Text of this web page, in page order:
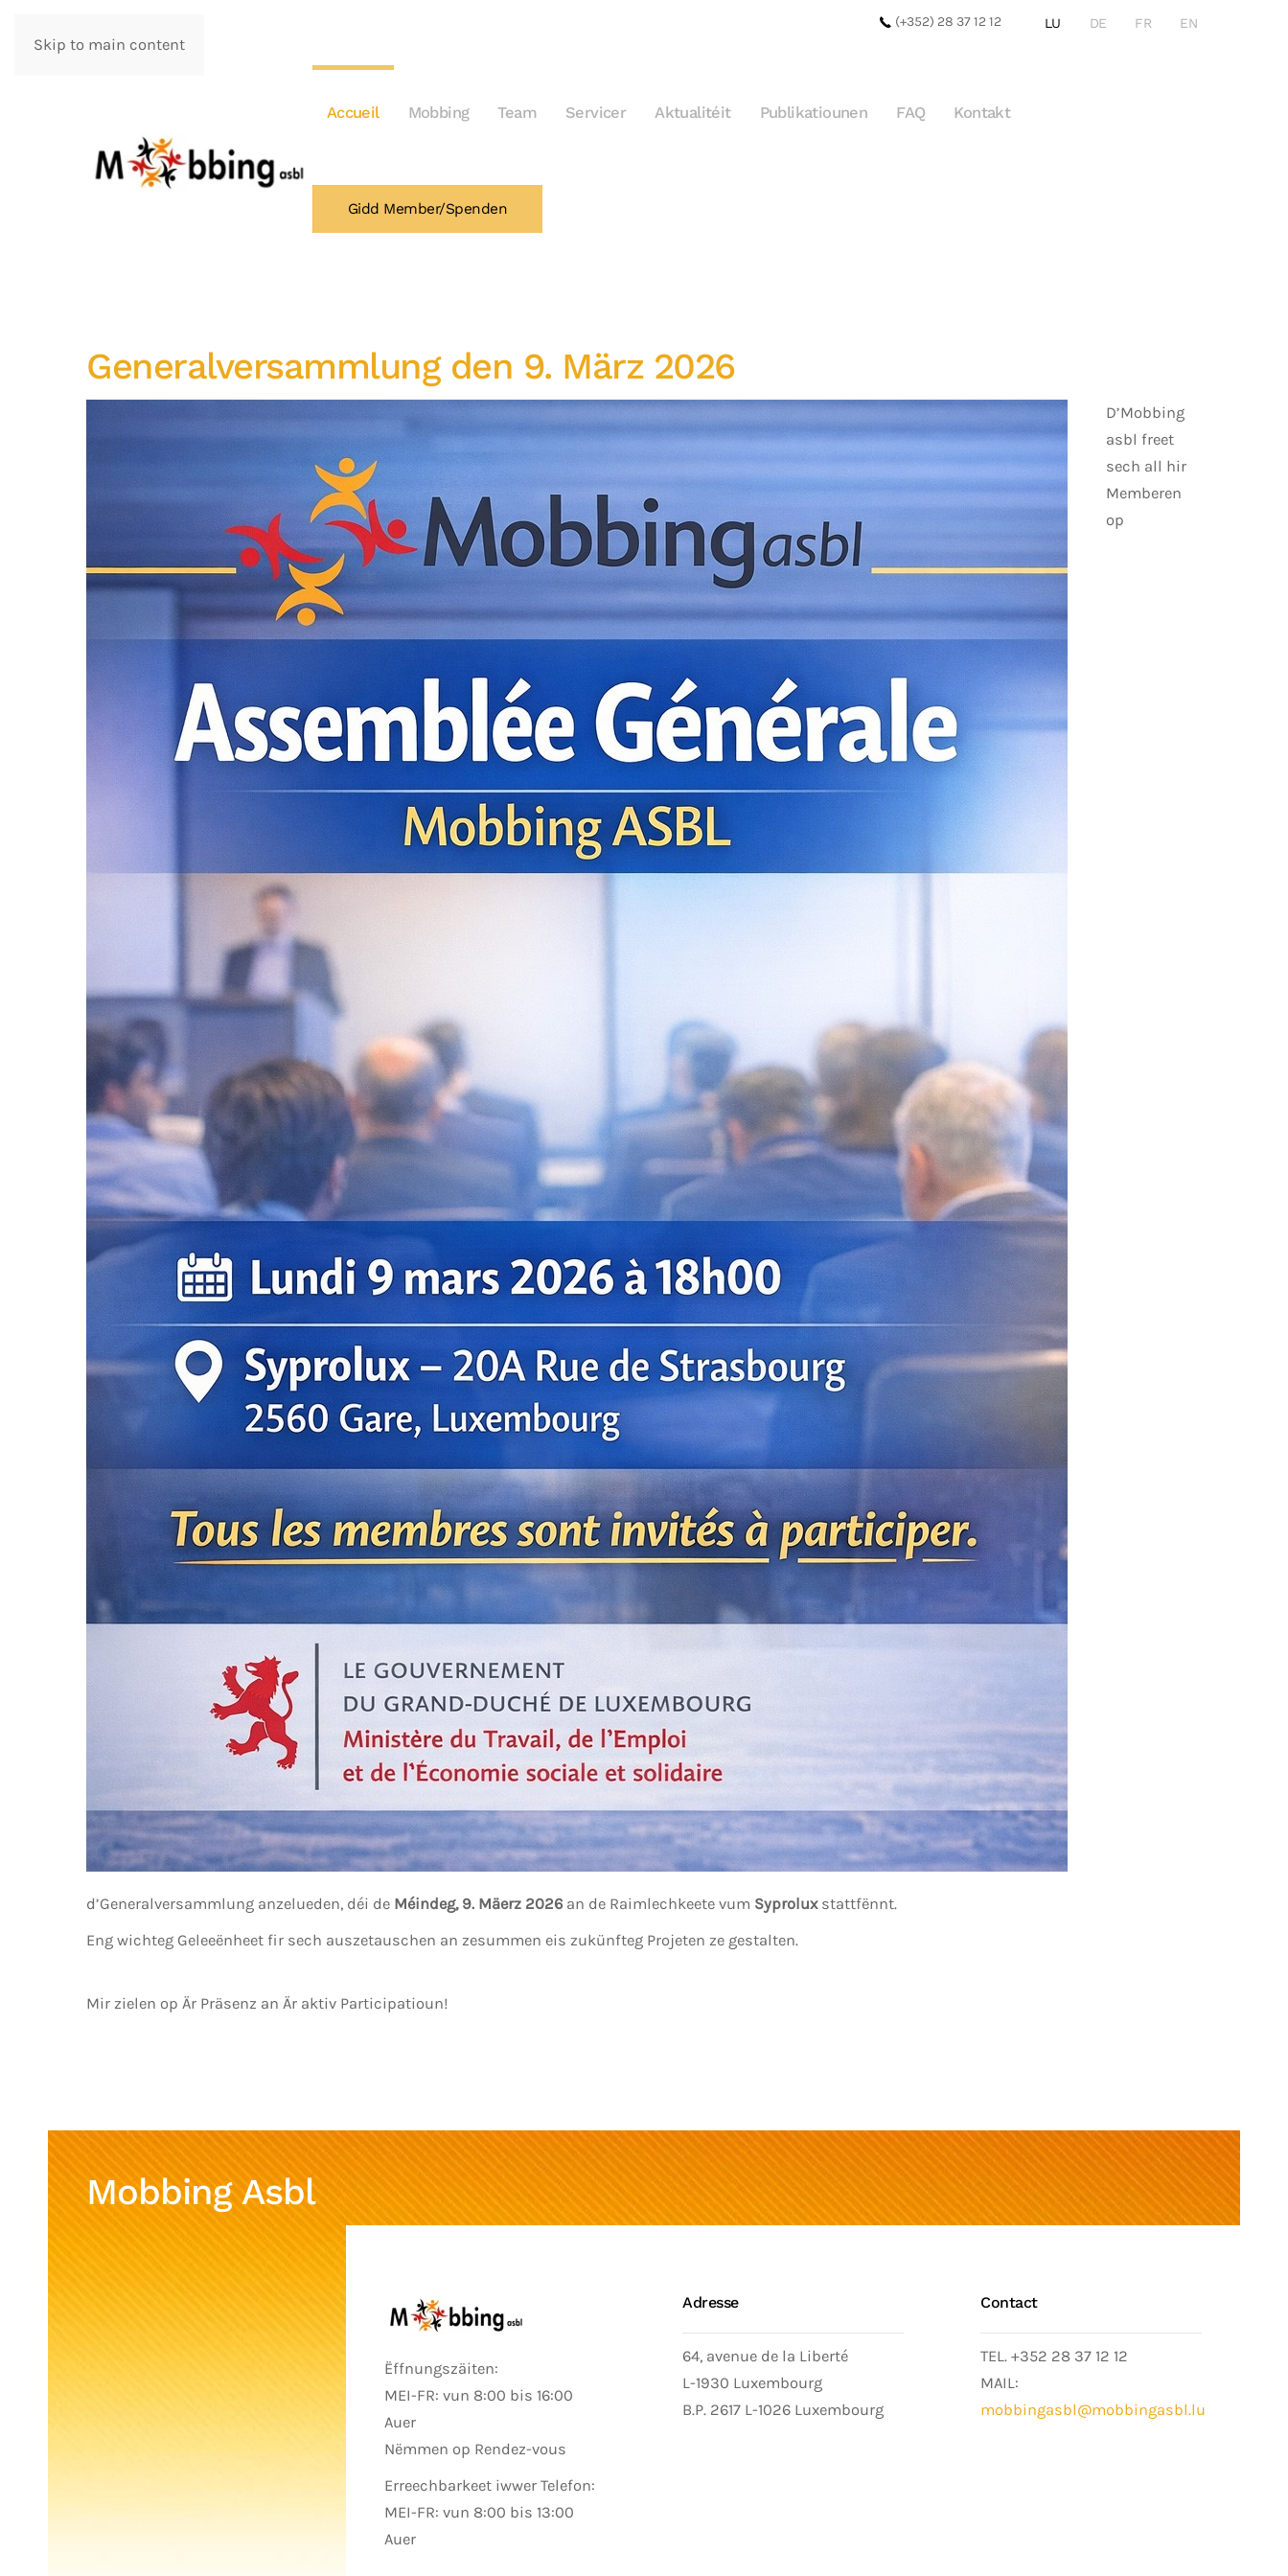
Skip to main content
(+352) 28 37 12 12 LU DE FR EN
Accueil Mobbing Team Servicer Aktualitéit Publikatiounen FAQ Kontakt
Gidd Member/Spenden
Generalversammlung den 9. März 2026
D’Mobbing
asbl freet
sech all hir
Memberen
op
d’Generalversammlung anzelueden, déi de Méindeg, 9. Mäerz 2026 an de Raimlechkeete vum Syproluxstattfënnt.
Eng wichteg Geleeënheet fir sech auszetauschen an zesummen eis zukünfteg Projeten ze gestalten.
Mir zielen op Är Präsenz an Är aktiv Participatioun!
Mobbing Asbl
Ëffnungszäiten:
MEI-FR: vun 8:00 bis 16:00
Auer
Nëmmen op Rendez-vous
Erreechbarkeet iwwer Telefon:
MEI-FR: vun 8:00 bis 13:00
Auer
Adresse
64, avenue de la Liberté
L-1930 Luxembourg
B.P. 2617 L-1026 Luxembourg
Contact
TEL. +352 28 37 12 12
MAIL:
mobbingasbl@mobbingasbl.lu